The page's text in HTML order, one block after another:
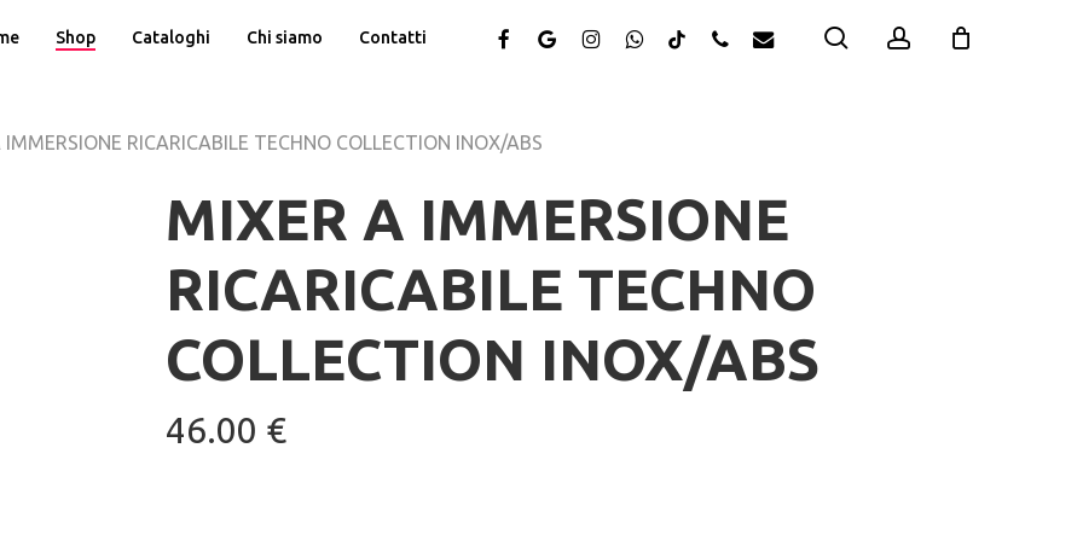
Shop Cataloghi Chi siamo Contatti facebookgoogle-instagramwhatsapp
tiktok phone email search account
IMMERSIONE RICARICABILE TECHNO COLLECTION INOX/ABS
MIXER A IMMERSIONE
RICARICABILE TECHNO
COLLECTION INOX/ABS
46.00 €